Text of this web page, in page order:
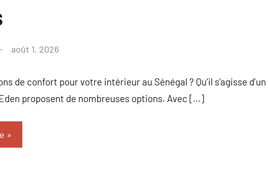
août 1, 2026
de confort pour votre intérieur au Sénégal ? Qu’il s’agisse
proposent de nombreuses options. Avec […]